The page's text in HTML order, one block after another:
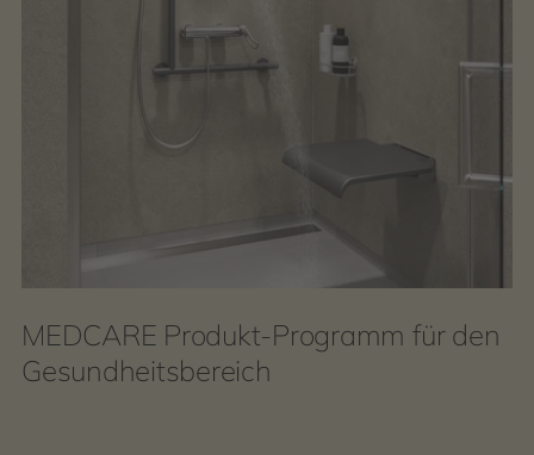
MEDCARE Produkt-Programm für den
Gesundheitsbereich